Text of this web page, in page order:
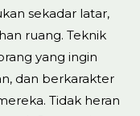
sekadar latar,
ruang. Teknik
yang ingin
dan berkarakter
Tidak heran